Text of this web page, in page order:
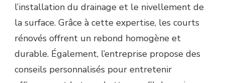
l’installation du drainage et le nivellement de
la surface. Grâce à cette expertise, les courts
rénovés offrent un rebond homogène et
durable. Également, l’entreprise propose des
conseils personnalisés pour entretenir